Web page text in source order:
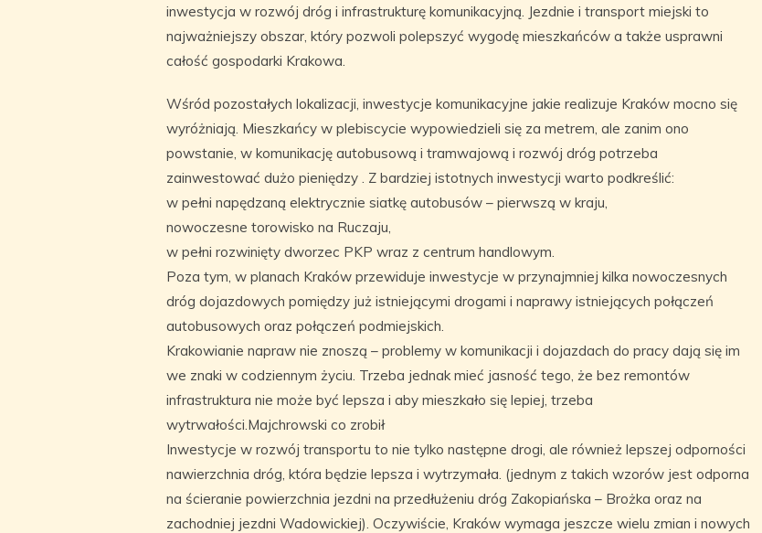
inwestycja w rozwój dróg i infrastrukturę komunikacyjną. Jezdnie i transport miejski to
najważniejszy obszar, który pozwoli polepszyć wygodę mieszkańców a także usprawni
całość gospodarki Krakowa.
Wśród pozostałych lokalizacji, inwestycje komunikacyjne jakie realizuje Kraków mocno się
wyróżniają. Mieszkańcy w plebiscycie wypowiedzieli się za metrem, ale zanim ono
powstanie, w komunikację autobusową i tramwajową i rozwój dróg potrzeba
zainwestować dużo pieniędzy . Z bardziej istotnych inwestycji warto podkreślić:
w pełni napędzaną elektrycznie siatkę autobusów – pierwszą w kraju,
nowoczesne torowisko na Ruczaju,
w pełni rozwinięty dworzec PKP wraz z centrum handlowym.
Poza tym, w planach Kraków przewiduje inwestycje w przynajmniej kilka nowoczesnych
dróg dojazdowych pomiędzy już istniejącymi drogami i naprawy istniejących połączeń
autobusowych oraz połączeń podmiejskich.
Krakowianie napraw nie znoszą – problemy w komunikacji i dojazdach do pracy dają się im
we znaki w codziennym życiu. Trzeba jednak mieć jasność tego, że bez remontów
infrastruktura nie może być lepsza i aby mieszkało się lepiej, trzeba
wytrwałości.Majchrowski co zrobił
Inwestycje w rozwój transportu to nie tylko następne drogi, ale również lepszej odporności
nawierzchnia dróg, która będzie lepsza i wytrzymała. (jednym z takich wzorów jest odporna
na ścieranie powierzchnia jezdni na przedłużeniu dróg Zakopiańska – Brożka oraz na
zachodniej jezdni Wadowickiej). Oczywiście, Kraków wymaga jeszcze wielu zmian i nowych